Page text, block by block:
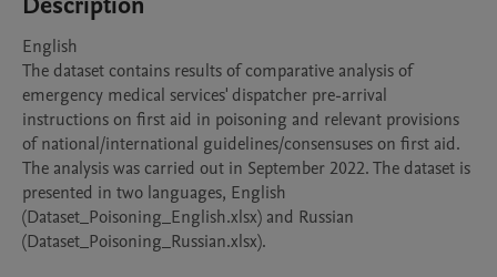
English
The dataset contains results of comparative analysis of
emergency medical services' dispatcher pre-arrival
instructions on first aid in poisoning and relevant provisions
of national/international guidelines/consensuses on first aid.
The analysis was carried out in September 2022. The dataset is
presented in two languages, English
(Dataset_Poisoning_English.xlsx) and Russian
(Dataset_Poisoning_Russian.xlsx).